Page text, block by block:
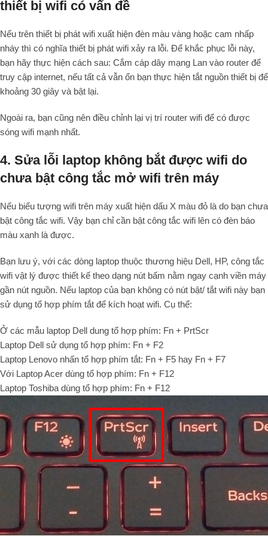
thiết bị wifi có vấn đề
Nếu trên thiết bị phát wifi xuất hiện đèn màu vàng hoặc cam nhấp
nháy thì có nghĩa thiết bị phát wifi xảy ra lỗi. Để khắc phục lỗi này,
bạn hãy thực hiện cách sau: Cắm cáp dây mạng Lan vào router để
truy cập internet, nếu tất cả vẫn ổn bạn thực hiện tắt nguồn thiết bị để
khoảng 30 giây và bật lại.
Ngoài ra, bạn cũng nên điều chỉnh lại vị trí router wifi để có được
sóng wifi mạnh nhất.
4. Sửa lỗi laptop không bắt được wifi do
chưa bật công tắc mở wifi trên máy
Nếu biểu tượng wifi trên máy xuất hiện dấu X màu đỏ là do bạn chưa
bật công tắc wifi. Vậy bạn chỉ cần bật công tắc wifi lên có đèn báo
màu xanh là được.
Bạn lưu ý, với các dòng laptop thuộc thương hiệu Dell, HP, công tắc
wifi vật lý được thiết kế theo dạng nút bấm nằm ngay cạnh viền máy
gần nút nguồn. Nếu laptop của bạn không có nút bật/ tắt wifi này bạn
sử dụng tổ hợp phím tắt để kích hoạt wifi. Cụ thể:
Ở các mẫu laptop Dell dung tổ hợp phím: Fn + PrtScr
Laptop Dell sử dụng tổ hợp phím: Fn + F2
Laptop Lenovo nhấn tổ hợp phím tắt: Fn + F5 hay Fn + F7
Với Laptop Acer dùng tổ hợp phím: Fn + F12
Laptop Toshiba dùng tổ hợp phím: Fn + F12